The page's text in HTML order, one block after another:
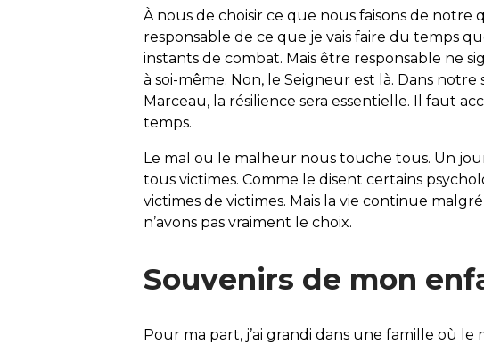
À nous de choisir ce que nous faisons de notre
responsable de ce que je vais faire du temps
instants de combat. Mais être responsable ne
à soi-même. Non, le Seigneur est là. Dans
Marceau, la résilience sera essentielle. Il faut
temps.
Le mal ou le malheur nous touche tous. Un
tous victimes. Comme le disent certains
victimes de victimes. Mais la vie continue
n’avons pas vraiment le choix.
Souvenirs de mon
Pour ma part, j’ai grandi dans une famille où le